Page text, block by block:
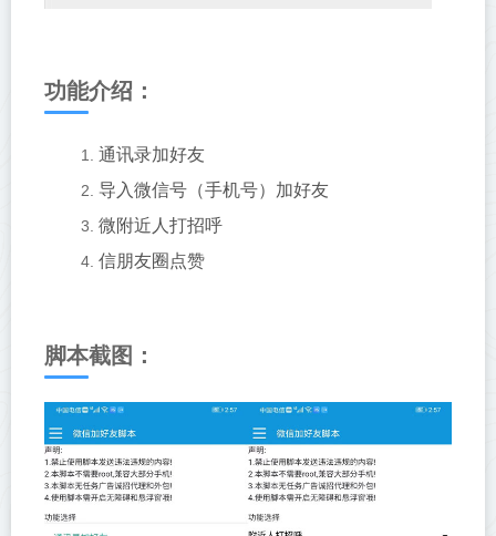
功能介绍：
通讯录加好友
导入微信号（手机号）加好友
微附近人打招呼
信朋友圈点赞
脚本截图：